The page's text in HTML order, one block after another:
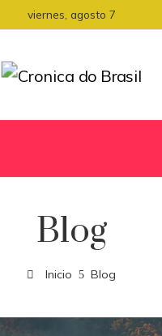
viernes, agosto 7
Blog
Inicio Blog